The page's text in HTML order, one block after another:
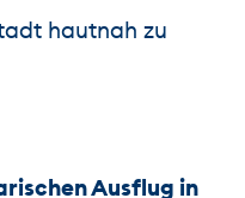
hautnah zu
Ausflug in